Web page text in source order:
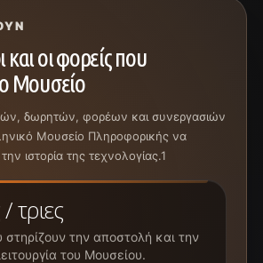
οι φορείς που
Μουσείο
δωρητών, φορέων και συνεργασιών
Μουσείο Πληροφορικής να
ιστορία της τεχνολογίας.1
τριες
στηρίζουν την αποστολή και την
του Μουσείου.